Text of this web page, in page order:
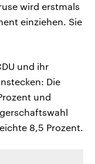
wird erstmals
einziehen. Sie
und ihr
Die
und
8,5 Prozent.